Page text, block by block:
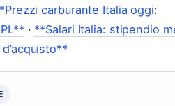
carburante Italia oggi:
· **Salari Italia: stipendio